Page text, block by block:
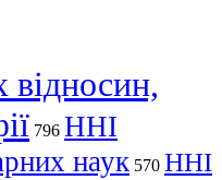
796 ННІ
наук 570 ННІ